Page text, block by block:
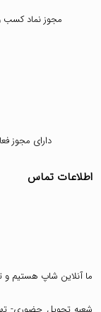
مجوز نماد کسب
دارای مجوز
اطلاعات تماس
ما آنلاین شاپ هستیم و